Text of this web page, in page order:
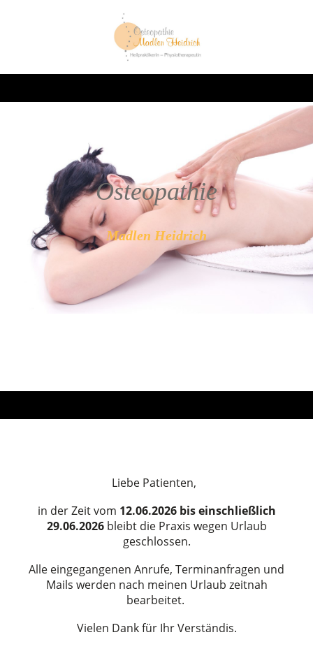
Osteopathie
Madlen Heidrich
Liebe Patienten,
in der Zeitvom 12.06.2026 bis einschließlich
29.06.2026bleibt die Praxis wegen Urlaub
geschlossen.
Alle eingegangenen Anrufe, Terminanfragen und
Mails werden nach meinen Urlaub zeitnah
bearbeitet.
Vielen Dank für Ihr Verständis.